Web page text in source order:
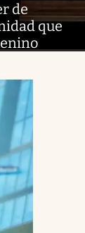
de
que